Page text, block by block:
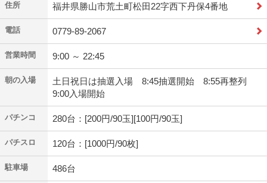
住所 福井県勝山市荒土町松田22字西下丹保4番地
電話 0779-89-2067
営業時間 9:00 ～ 22:45
朝の入場
土日祝日は抽選入場 8:45抽選開始 8:55再整列
9:00入場開始
パチンコ 280台：[200円/90玉][100円/90玉]
パチスロ 120台：[1000円/90枚]
駐車場 486台